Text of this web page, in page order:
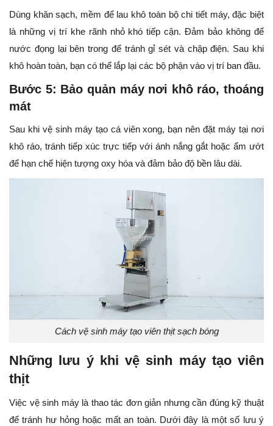
Dùng khăn sạch, mềm để lau khô toàn bộ chi tiết máy, đặc biệt
là những vị trí khe rãnh nhỏ khó tiếp cận. Đảm bảo không để
nước đọng lại bên trong để tránh gỉ sét và chập điện. Sau khi
khô hoàn toàn, bạn có thể lắp lại các bộ phận vào vị trí ban đầu.
Bước 5: Bảo quản máy nơi khô ráo, thoáng
mát
Sau khi vệ sinh máy tạo cá viên xong, bạn nên đặt máy tại nơi
khô ráo, tránh tiếp xúc trực tiếp với ánh nắng gắt hoặc ẩm ướt
để hạn chế hiện tượng oxy hóa và đảm bảo độ bền lâu dài.
Cách vệ sinh máy tạo viên thịt sạch bóng
Những lưu ý khi vệ sinh máy tạo viên
thịt
Việc vệ sinh máy là thao tác đơn giản nhưng cần đúng kỹ thuật
để tránh hư hỏng hoặc mất an toàn. Dưới đây là một số lưu ý